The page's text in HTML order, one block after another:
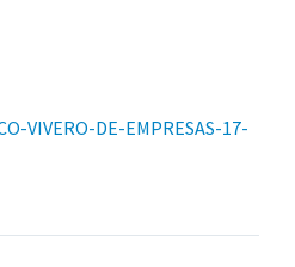
VIVERO-DE-EMPRESAS-17-